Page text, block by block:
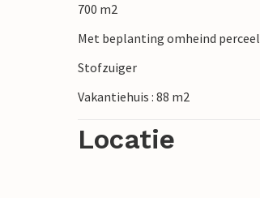
700 m2
Met beplanting omheind perceel
Stofzuiger
Vakantiehuis : 88 m2
Locatie